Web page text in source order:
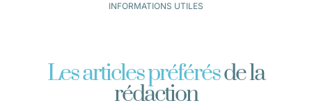
INFORMATIONS UTILES
Les articles préférésde la
rédaction